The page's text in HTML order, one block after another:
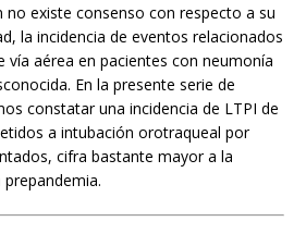
no existe consenso con respecto a su
la incidencia de eventos relacionados
vía aérea en pacientes con neumonía
En la presente serie de
constatar una incidencia de LTPI de
a intubación orotraqueal por
cifra bastante mayor a la